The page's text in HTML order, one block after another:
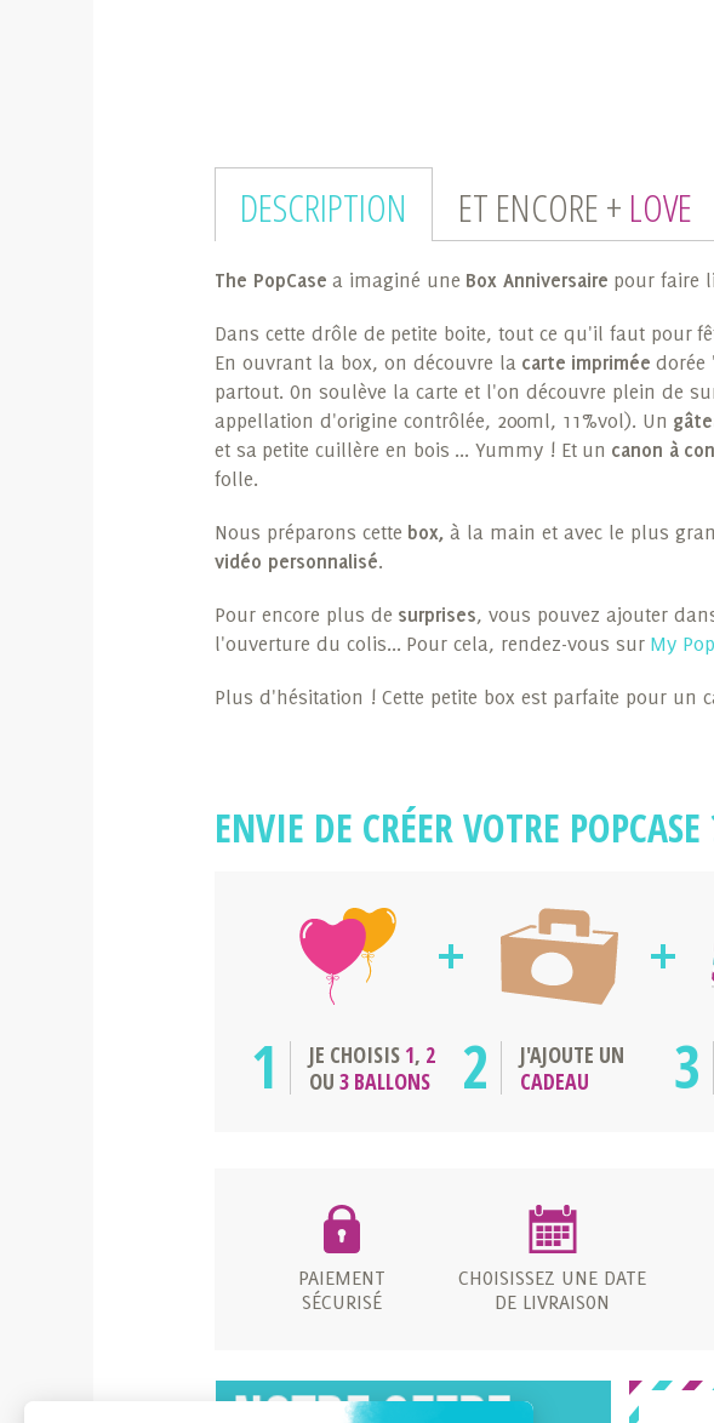
DESCRIPTION ET ENCORE + LOVE
The PopCase a imaginé une Box Anniversaire pour faire
Dans cette drôle de petite boite, tout ce qu'il faut pour
En ouvrant la box, on découvre la carte imprimée dorée
partout. On soulève la carte et l'on découvre plein de
appellation d'origine contrôlée, 200ml, 11%vol). Un
et sa petite cuillère en bois ... Yummy ! Et un canon à
folle.
Nous préparons cette box, à la main et avec le plus
vidéo personnalisé.
Pour encore plus de surprises, vous pouvez ajouter
l'ouverture du colis... Pour cela, rendez-vous sur My
Plus d'hésitation ! Cette petite box est parfaite pour
ENVIE DE CRÉER VOTRE POPCASE
1 JE CHOISIS 1, 2
OU 3 BALLONS 2
J'AJOUTE UN
CADEAU
3
PAIEMENT
SÉCURISÉ
CHOISISSEZ UNE DATE
DE LIVRAISON